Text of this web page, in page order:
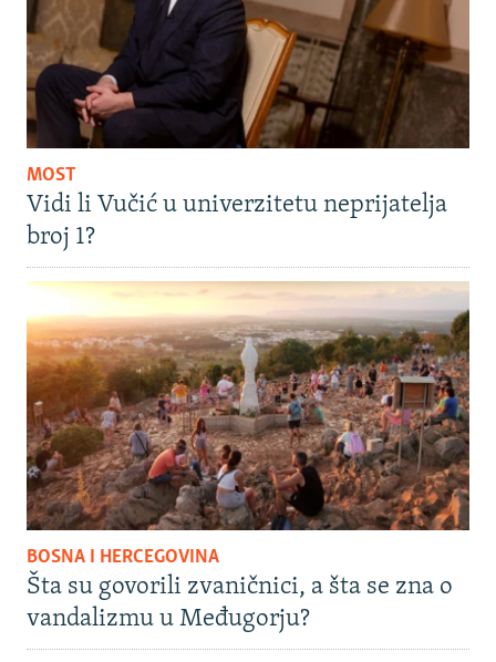
MOST
Vidi li Vučić u univerzitetu neprijatelja
broj 1?
BOSNA I HERCEGOVINA
Šta su govorili zvaničnici, a šta se zna o
vandalizmu u Međugorju?